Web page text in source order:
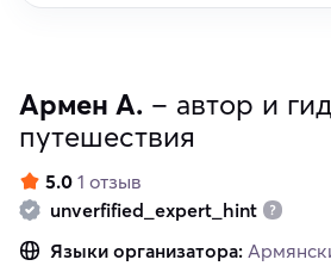
Армен А. – автор и гид
путешествия
5.0 1 отзыв
unverfified_expert_hint
Языки организатора: